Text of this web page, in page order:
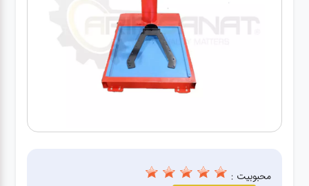
باطری و
محبوبیت :